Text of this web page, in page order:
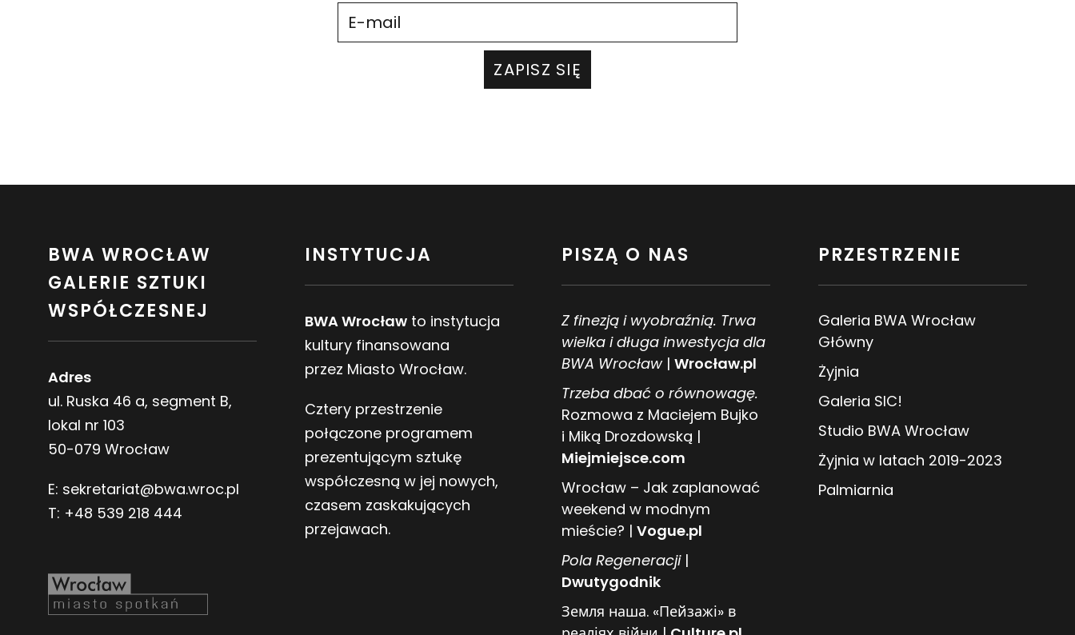
ZAPISZ SIĘ
BWA WROCŁAW
GALERIE SZTUKI
WSPÓŁCZESNEJ
Adres
ul. Ruska 46 a, segment B,
lokal nr 103
50-079 Wrocław
E: sekretariat@bwa.wroc.pl
T: +48 539 218 444
INSTYTUCJA
BWA Wrocław to instytucja
kultury finansowana
przez Miasto Wrocław.
Cztery przestrzenie
połączone programem
prezentującym sztukę
współczesną w jej nowych,
czasem zaskakujących
przejawach.
PISZĄ O NAS
Z finezją i wyobraźnią. Trwa
wielka i długa inwestycja dla
BWA Wrocław| Wrocław.pl
Trzeba dbać o równowagę.
Rozmowa z Maciejem Bujko
i Miką Drozdowską |
Miejmiejsce.com
Wrocław – Jak zaplanować
weekend w modnym
mieście? | Vogue.pl
Pola Regeneracji |
Dwutygodnik
Земля наша. «Пейзажі» в
PRZESTRZENIE
Galeria BWA Wrocław
Główny
Żyjnia
Galeria SIC!
Studio BWA Wrocław
Żyjnia w latach 2019-2023
Palmiarnia